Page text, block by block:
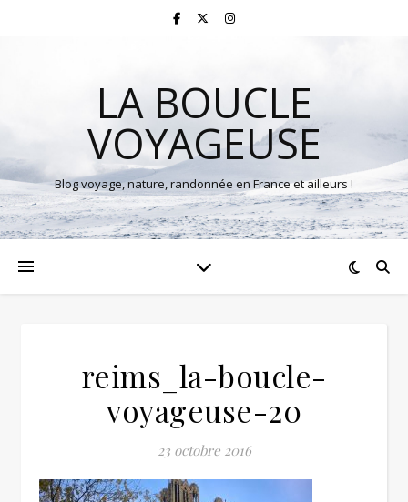
LA BOUCLE
VOYAGEUSE
Blog voyage, nature, randonnée en France et ailleurs !
reims_la-boucle-
voyageuse-20
23 octobre 2016